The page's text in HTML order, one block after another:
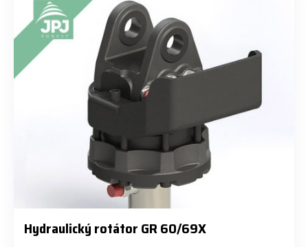
Hydraulický rotátor GR 60/69X